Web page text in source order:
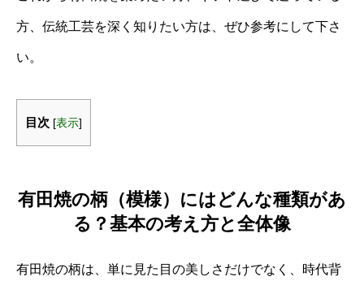
方、伝統工芸を深く知りたい方は、ぜひ参考にして下さ
い。
目次 [表示]
有田焼の柄（模様）にはどんな種類があ
る？基本の考え方と全体像
有田焼の柄は、単に見た目の美しさだけでなく、時代背